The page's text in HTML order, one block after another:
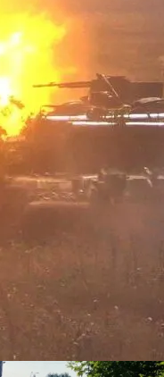
Британскую
Моделей ИИ
Отличился Герой-